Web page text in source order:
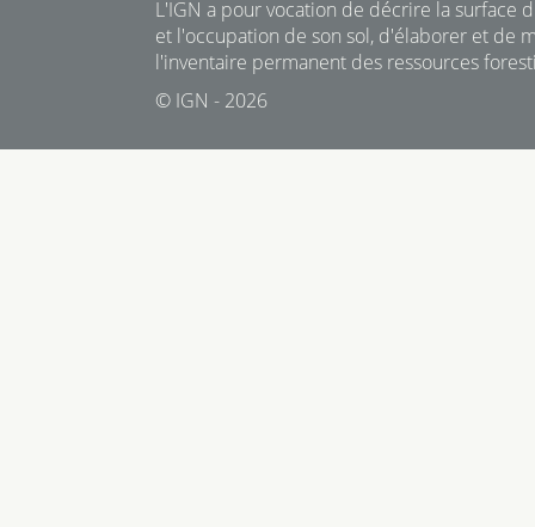
L'IGN a pour vocation de décrire la surface
et l'occupation de son sol, d'élaborer et de
l'inventaire permanent des ressources
© IGN - 2026